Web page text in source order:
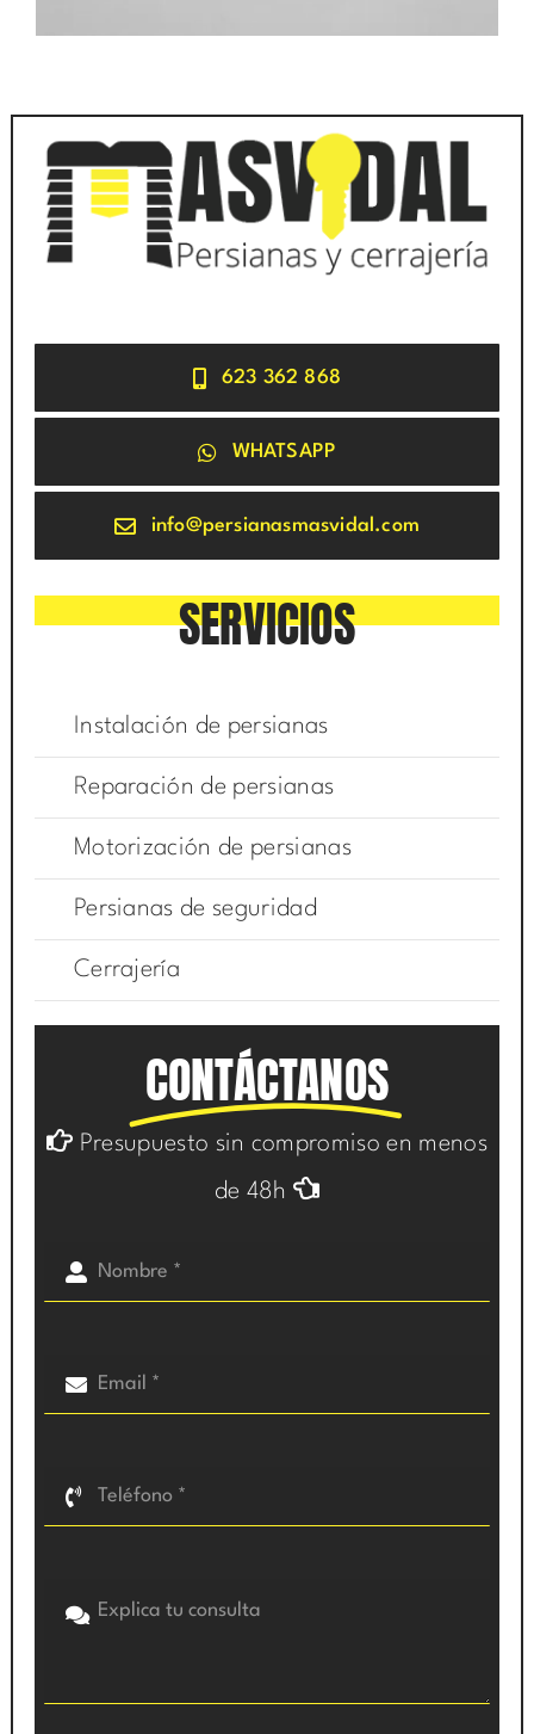
623 362 868
WHATSAPP
info@persianasmasvidal.com
SERVICIOS
Instalación de persianas
Reparación de persianas
Motorización de persianas
Persianas de seguridad
Cerrajería
CONTÁCTANOS
Presupuesto sin compromiso en menos
de 48h